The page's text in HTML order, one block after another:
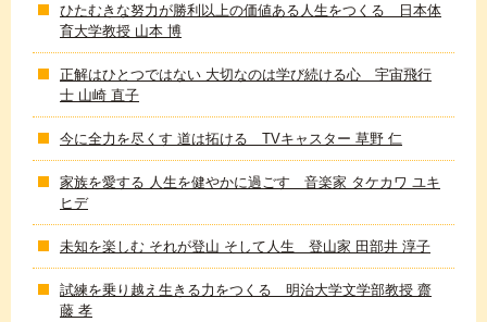
ひたむきな努力が勝利以上の価値ある人生をつくる 日本体
育大学教授 山本 博
正解はひとつではない 大切なのは学び続ける心 宇宙飛行
士 山崎 直子
今に全力を尽くす 道は拓ける TVキャスター 草野 仁
家族を愛する 人生を健やかに過ごす 音楽家 タケカワ ユキ
ヒデ
未知を楽しむ それが登山 そして人生 登山家 田部井 淳子
試練を乗り越え生きる力をつくる 明治大学文学部教授 齋
藤 孝